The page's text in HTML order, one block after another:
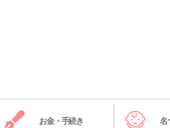
お金・手続き 名